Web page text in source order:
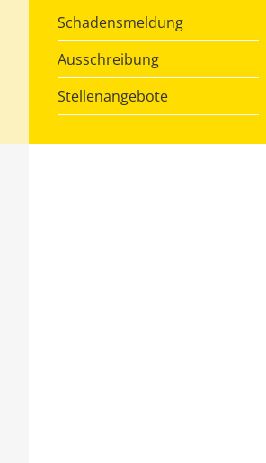
Schadensmeldung
Ausschreibung
Stellenangebote